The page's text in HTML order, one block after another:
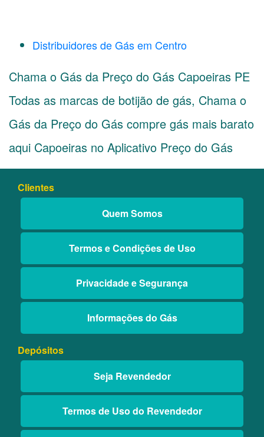
Distribuidores de Gás em Centro
Chama o Gás da Preço do Gás Capoeiras PE
Todas as marcas de botijão de gás, Chama o
Gás da Preço do Gás compre gás mais barato
aqui Capoeiras no Aplicativo Preço do Gás
Clientes
Quem Somos
Termos e Condições de Uso
Privacidade e Segurança
Informações do Gás
Depósitos
Seja Revendedor
Termos de Uso do Revendedor